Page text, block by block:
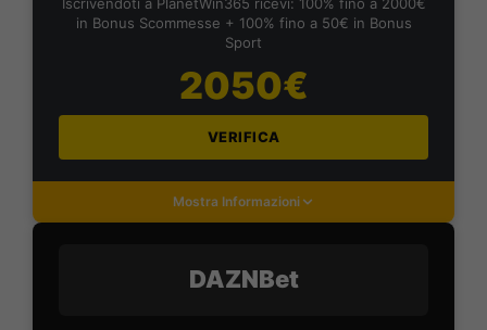
in Bonus Scommesse + 100% fino a 50€ in Bonus
Sport
2050€
VERIFICA
Mostra Informazioni
DAZNBet